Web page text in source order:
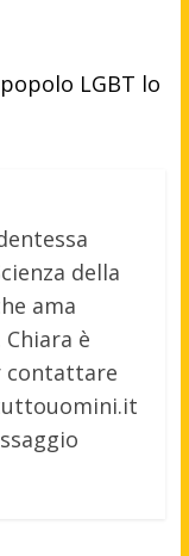
LGBT lo
della
ama
è
contattare